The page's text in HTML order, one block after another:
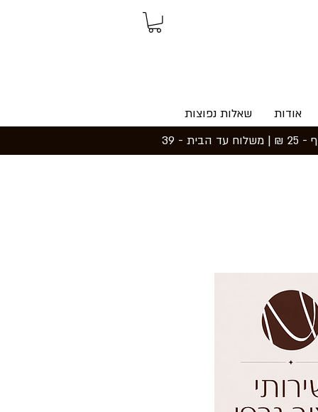
אודות
שאלות נפוצות
משלוחים ואיסוף: משלוח חינם עד הבית בקנייה מעל 199 ₪ | איסוף עצמי מכפר סבא - חינם | נקודת איסוף - 25 ₪ | משלוח עד הבית - 39